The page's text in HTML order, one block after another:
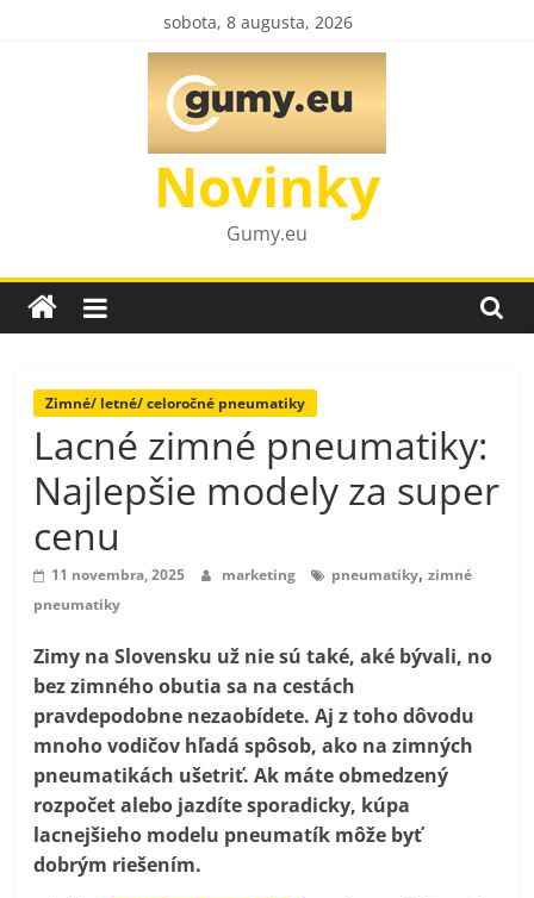
sobota, 8 augusta, 2026
Novinky
Gumy.eu
Zimné/ letné/ celoročné pneumatiky
Lacné zimné pneumatiky:
Najlepšie modely za super
cenu
11 novembra, 2025 marketing pneumatiky,zimné
pneumatiky
Zimy na Slovensku už nie sú také, aké bývali, no
bez zimného obutia sa na cestách
pravdepodobne nezaobídete. Aj z toho dôvodu
mnoho vodičov hľadá spôsob, ako na zimných
pneumatikách ušetriť. Ak máte obmedzený
rozpočet alebo jazdíte sporadicky, kúpa
lacnejšieho modelu pneumatík môže byť
dobrým riešením.